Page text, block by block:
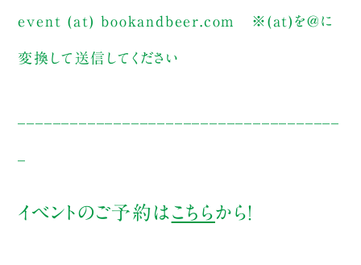
event (at) bookandbeer.com ※(at)を@に
変換して送信してください
イベントのご予約はこちらから！